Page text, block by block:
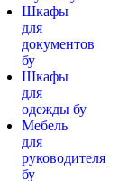
Шкафы
для
документов
бу
Шкафы
для
одежды бу
Мебель
для
руководителя
бу